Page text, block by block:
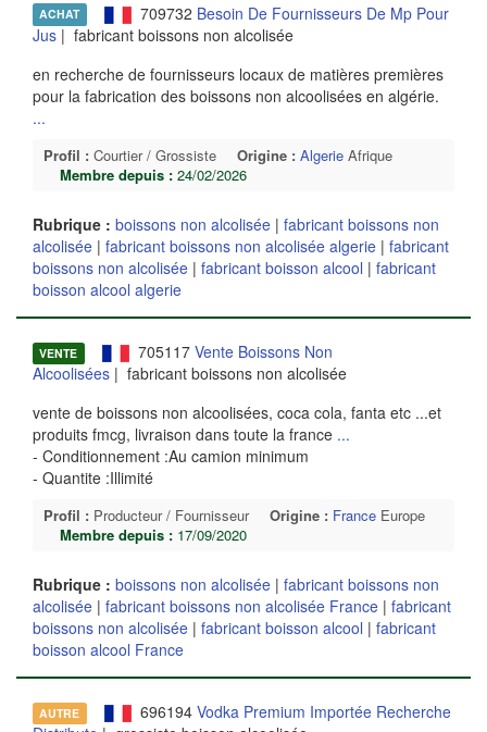
ACHAT 709732 Besoin De Fournisseurs De Mp Pour
Jus | fabricant boissons non alcolisée
en recherche de fournisseurs locaux de matières premières
pour la fabrication des boissons non alcoolisées en algérie.
...
Profil : Courtier / Grossiste Origine : Algerie Afrique
Membre depuis : 24/02/2026
Rubrique : boissons non alcolisée | fabricant boissons non
alcolisée | fabricant boissons non alcolisée algerie | fabricant
boissons non alcolisée | fabricant boisson alcool | fabricant
boisson alcool algerie
VENTE 705117 Vente Boissons Non
Alcoolisées | fabricant boissons non alcolisée
vente de boissons non alcoolisées, coca cola, fanta etc ...et
produits fmcg, livraison dans toute la france ...
- Conditionnement :Au camion minimum
- Quantite :Illimité
Profil : Producteur / Fournisseur Origine : France Europe
Membre depuis : 17/09/2020
Rubrique : boissons non alcolisée | fabricant boissons non
alcolisée | fabricant boissons non alcolisée France | fabricant
boissons non alcolisée | fabricant boisson alcool | fabricant
boisson alcool France
AUTRE 696194 Vodka Premium Importée Recherche